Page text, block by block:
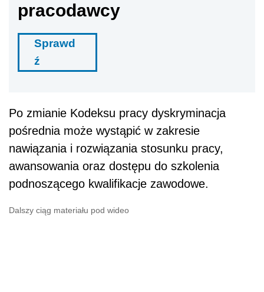
pracodawcy
Sprawd
ź
Po zmianie Kodeksu pracy dyskryminacja
pośrednia może wystąpić w zakresie
nawiązania i rozwiązania stosunku pracy,
awansowania oraz dostępu do szkolenia
podnoszącego kwalifikacje zawodowe.
Dalszy ciąg materiału pod wideo